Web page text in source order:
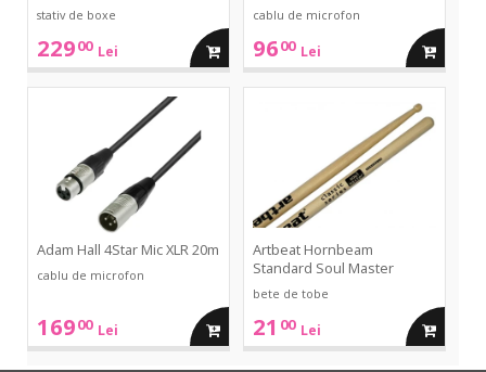
stativ de boxe
22900 Lei adauga
cos
cablu de microfon
9600 Lei adauga
cos
Adam Hall 4Star Mic XLR 20m
cablu de microfon
16900 Lei adauga
Artbeat Hornbeam
Standard Soul Master
bete de tobe
21 00 Lei adauga